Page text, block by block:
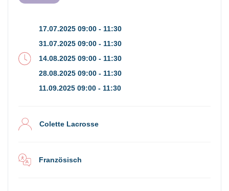
17.07.2025 09:00 - 11:30
31.07.2025 09:00 - 11:30
14.08.2025 09:00 - 11:30
28.08.2025 09:00 - 11:30
11.09.2025 09:00 - 11:30
Colette Lacrosse
Französisch